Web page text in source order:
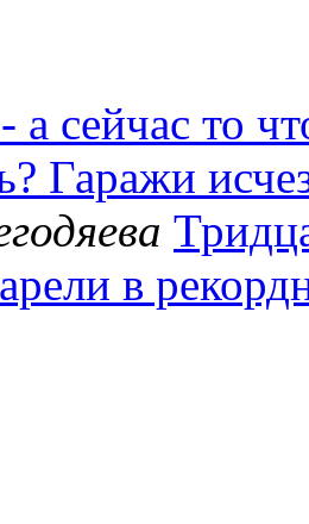
а сейчас то
Гаражи
в